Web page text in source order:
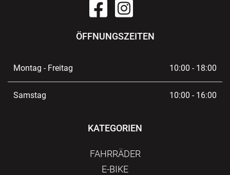
ÖFFNUNGSZEITEN
Montag - Freitag 10:00 - 18:00
Samstag 10:00 - 16:00
KATEGORIEN
FAHRRÄDER
E-BIKE